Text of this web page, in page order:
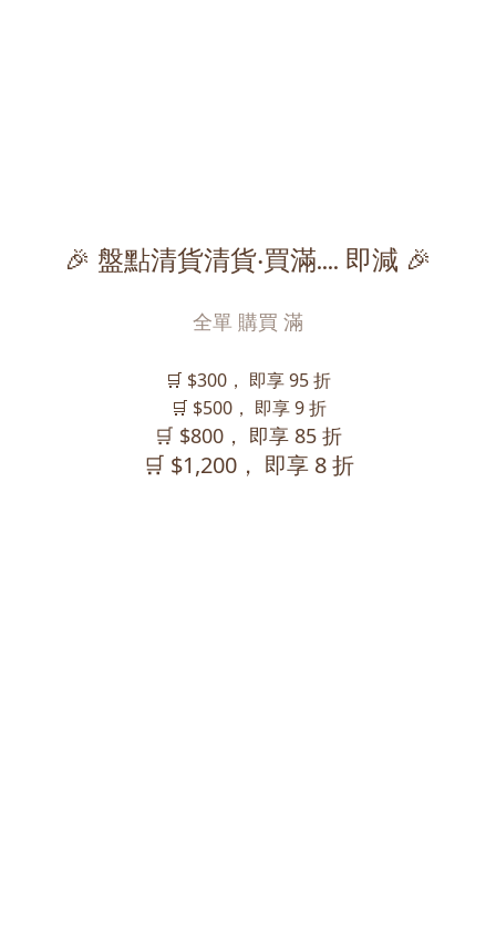
🎉 盤點清貨清貨‧買滿.... 即減 🎉
全單 購買 滿
🛒 $300， 即享 95 折
🛒 $500， 即享 9 折
🛒 $800， 即享 85 折
🛒 $1,200， 即享 8 折